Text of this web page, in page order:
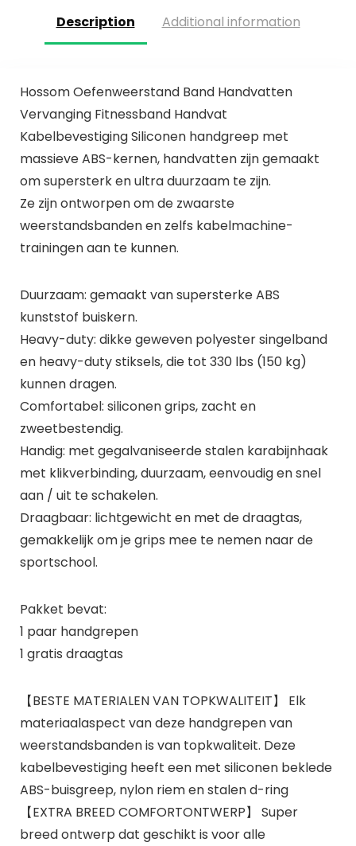
Description Additional information
Hossom Oefenweerstand Band Handvatten
Vervanging Fitnessband Handvat
Kabelbevestiging Siliconen handgreep met
massieve ABS-kernen, handvatten zijn gemaakt
om supersterk en ultra duurzaam te zijn.
Ze zijn ontworpen om de zwaarste
weerstandsbanden en zelfs kabelmachine-
trainingen aan te kunnen.
Duurzaam: gemaakt van supersterke ABS
kunststof buiskern.
Heavy-duty: dikke geweven polyester singelband
en heavy-duty stiksels, die tot 330 lbs (150 kg)
kunnen dragen.
Comfortabel: siliconen grips, zacht en
zweetbestendig.
Handig: met gegalvaniseerde stalen karabijnhaak
met klikverbinding, duurzaam, eenvoudig en snel
aan / uit te schakelen.
Draagbaar: lichtgewicht en met de draagtas,
gemakkelijk om je grips mee te nemen naar de
sportschool.
Pakket bevat:
1 paar handgrepen
1 gratis draagtas
【BESTE MATERIALEN VAN TOPKWALITEIT】 Elk
materiaalaspect van deze handgrepen van
weerstandsbanden is van topkwaliteit. Deze
kabelbevestiging heeft een met siliconen beklede
ABS-buisgreep, nylon riem en stalen d-ring
【EXTRA BREED COMFORTONTWERP】 Super
breed ontwerp dat geschikt is voor alle